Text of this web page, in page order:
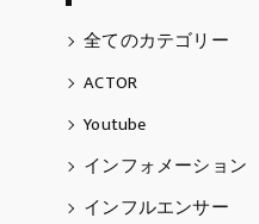
五阿弥ルナ
Thomas Caderao
全てのカテゴリー
ACTOR
Youtube
インフォメーション
インフルエンサー